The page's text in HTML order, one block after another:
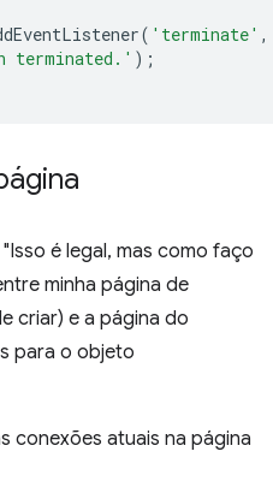
( 'terminate' ,
terminated.' );
é legal, mas como faço
minha página de
criar) e a página do
para o objeto
conexões atuais na página